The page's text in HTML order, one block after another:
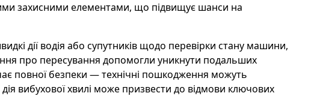
захисними елементами, що підвищує шанси на
дії водія або супутників щодо перевірки стану машини,
про пересування допомогли уникнути подальших
повної безпеки — технічні пошкодження можуть
вибухової хвилі може призвести до відмови ключових